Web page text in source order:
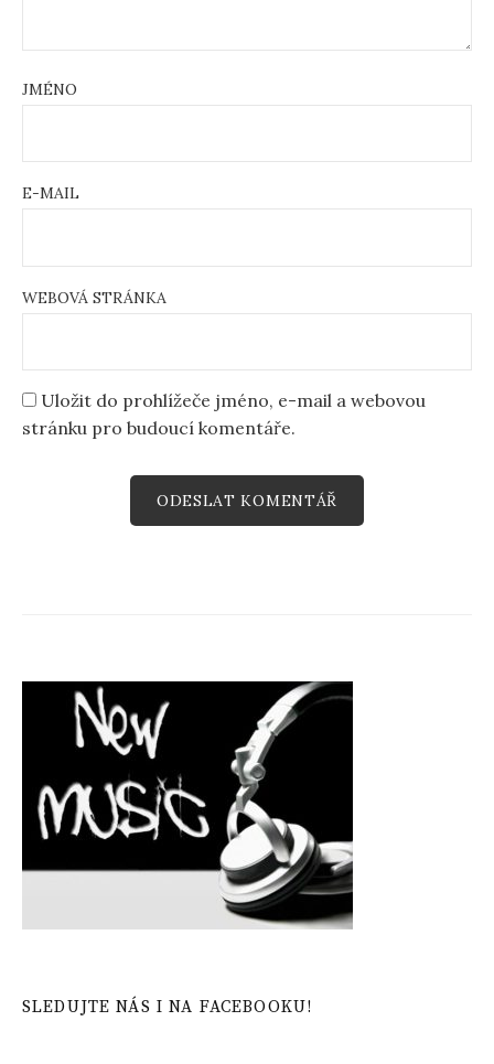
JMÉNO
E-MAIL
WEBOVÁ STRÁNKA
Uložit do prohlížeče jméno, e-mail a webovou
stránku pro budoucí komentáře.
SLEDUJTE NÁS I NA FACEBOOKU!